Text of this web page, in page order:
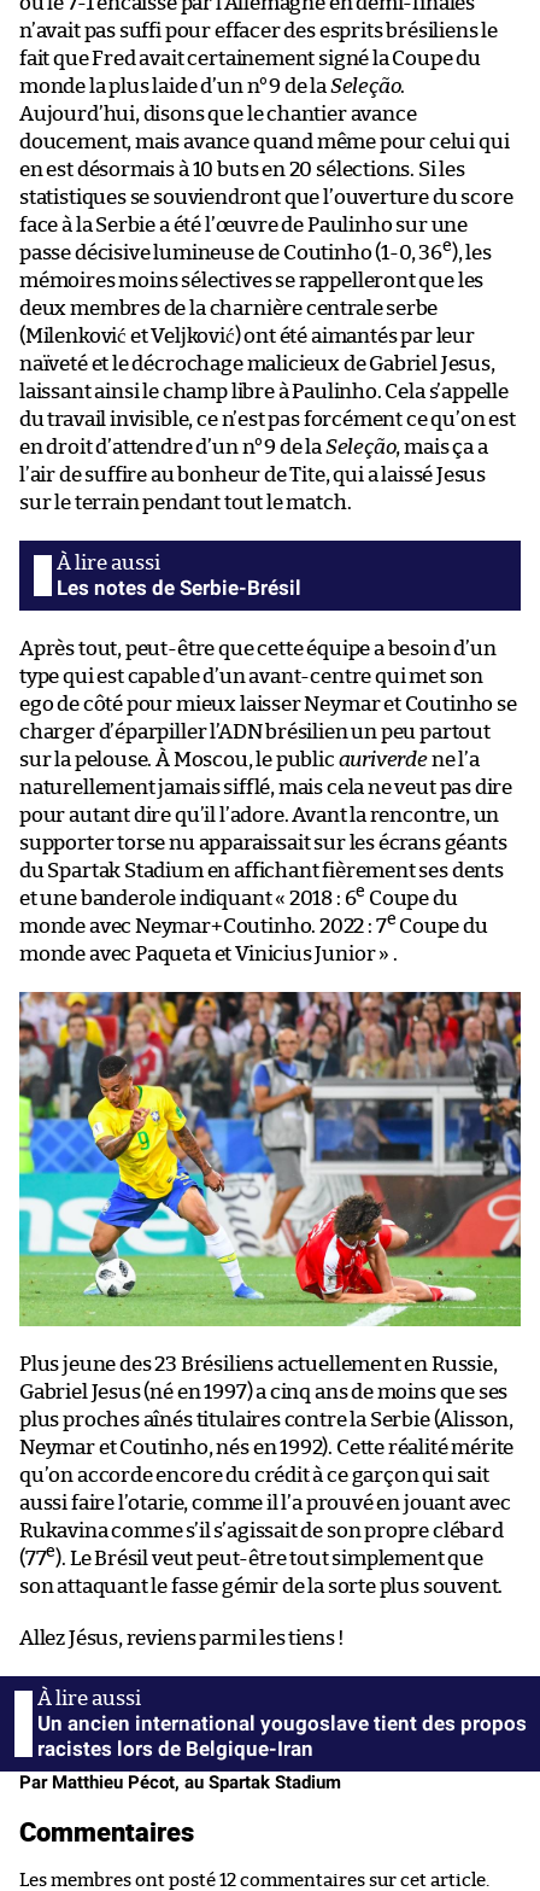
n’avait pas suffi pour effacer des esprits brésiliens le
fait que Fred avait certainement signé la Coupe du
monde la plus laide d’un n°9 de la Seleção.
Aujourd’hui, disons que le chantier avance
doucement, mais avance quand même pour celui qui
en est désormais à 10 buts en 20 sélections. Si les
statistiques se souviendront que l’ouverture du score
face à la Serbie a été l’œuvre de Paulinho sur une
passe décisive lumineuse de Coutinho (1-0, 36e), les
mémoires moins sélectives se rappelleront que les
deux membres de la charnière centrale serbe
(Milenković et Veljković) ont été aimantés par leur
naïveté et le décrochage malicieux de Gabriel Jesus,
laissant ainsi le champ libre à Paulinho. Cela s’appelle
du travail invisible, ce n’est pas forcément ce qu’on est
en droit d’attendre d’un n°9 de la Seleção, mais ça a
l’air de suffire au bonheur de Tite, qui a laissé Jesus
sur le terrain pendant tout le match.
Les notes de Serbie-Brésil
Après tout, peut-être que cette équipe a besoin d’un
type qui est capable d’un avant-centre qui met son
ego de côté pour mieux laisser Neymar et Coutinho se
charger d’éparpiller l’ADN brésilien un peu partout
sur la pelouse. À Moscou, le public auriverdene l’a
naturellement jamais sifflé, mais cela ne veut pas dire
pour autant dire qu’il l’adore. Avant la rencontre, un
supporter torse nu apparaissait sur les écrans géants
du Spartak Stadium en affichant fièrement ses dents
et une banderole indiquant « 2018 : 6e Coupe du
monde avec Neymar+Coutinho. 2022 : 7e Coupe du
monde avec Paqueta et Vinicius Junior » .
Plus jeune des 23 Brésiliens actuellement en Russie,
Gabriel Jesus (né en 1997) a cinq ans de moins que ses
plus proches aînés titulaires contre la Serbie (Alisson,
Neymar et Coutinho, nés en 1992). Cette réalité mérite
qu’on accorde encore du crédit à ce garçon qui sait
aussi faire l’otarie, comme il l’a prouvé en jouant avec
Rukavina comme s’il s’agissait de son propre clébard
(77e). Le Brésil veut peut-être tout simplement que
son attaquant le fasse gémir de la sorte plus souvent.
Allez Jésus, reviens parmi les tiens !
Un ancien international yougoslave tient des propos
racistes lors de Belgique-Iran
Par Matthieu Pécot, au Spartak Stadium
Commentaires
Les membres ont posté 12 commentaires sur cet article.